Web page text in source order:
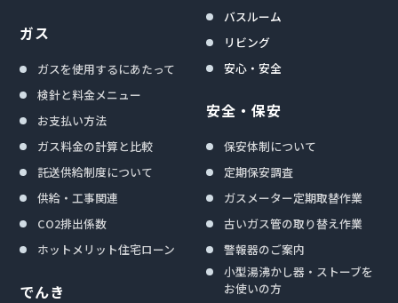
ガス
ガスを使用するにあたって
検針と料金メニュー
お支払い方法
ガス料金の計算と比較
託送供給制度について
供給・工事関連
CO2排出係数
ホットメリット住宅ローン
でんき
バスルーム
リビング
安心・安全
安全・保安
保安体制について
定期保安調査
ガスメーター定期取替作業
古いガス管の取り替え作業
警報器のご案内
小型湯沸かし器・ストーブを
お使いの方